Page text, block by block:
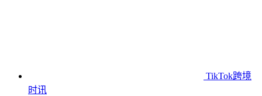
TikTok跨境
时讯